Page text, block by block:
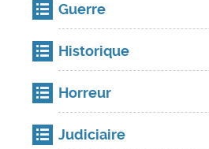
Guerre
Historique
Horreur
Judiciaire